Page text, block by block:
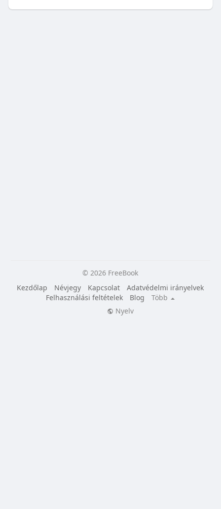
© 2026 FreeBook
Kezdőlap
Névjegy Kapcsolat
Adatvédelmi irányelvek
Felhasználási feltételek
Blog
Több
Nyelv